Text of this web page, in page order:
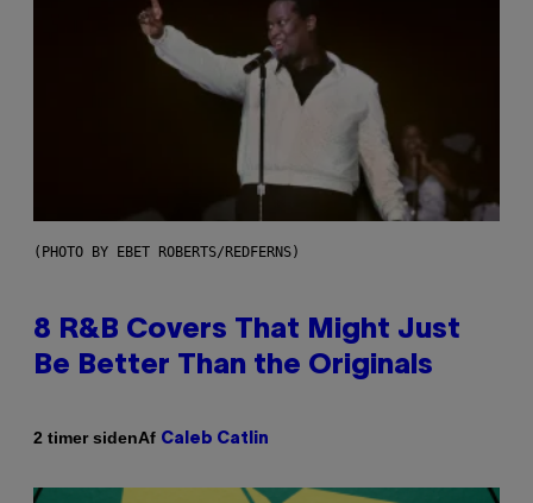
(PHOTO BY EBET ROBERTS/REDFERNS)
8 R&B Covers That Might Just
Be Better Than the Originals
2 timer sidenAf Caleb Catlin